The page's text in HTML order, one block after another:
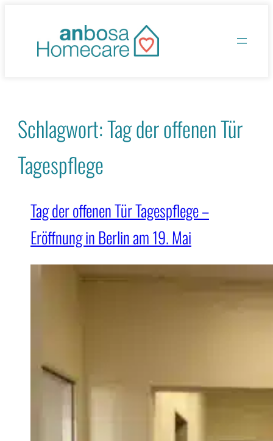
springen
Schlagwort:Tag der offenen Tür
Tagespflege
Tag der offenen Tür Tagespflege –
Eröffnung in Berlin am 19. Mai